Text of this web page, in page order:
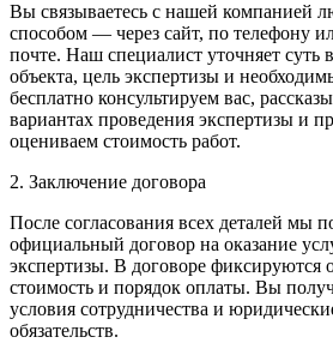
Вы связываетесь с нашей компанией
способом — через сайт, по телефону
почте. Наш специалист уточняет суть
объекта, цель экспертизы и
бесплатно консультируем вас,
вариантах проведения экспертизы и
оцениваем стоимость работ.
2. Заключение договора
После согласования всех деталей мы
официальный договор на оказание
экспертизы. В договоре фиксируются
стоимость и порядок оплаты. Вы
условия сотрудничества и
обязательств.